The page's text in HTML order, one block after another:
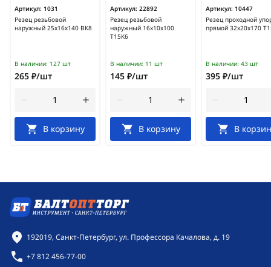
Артикул: 1031
Резец резьбовой
наружный 25х16х140 ВК8
В наличии: 127 шт
265 ₽/шт
В корзину
Артикул: 22892
Резец резьбовой
наружный 16х10х100
Т15К6
В наличии: 11 шт
145 ₽/шт
В корзину
Артикул: 10447
Резец проходной
прямой 32х20х170
В наличии: 43 шт
395 ₽/шт
В
Контактная информация
192019, Санкт-Петербург, ул. Профессора Качалова, д. 19
+7 812 456-77-00